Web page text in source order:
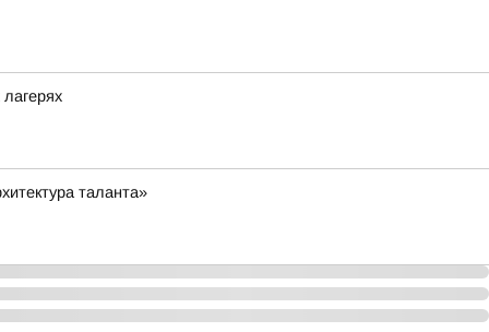
таланта»